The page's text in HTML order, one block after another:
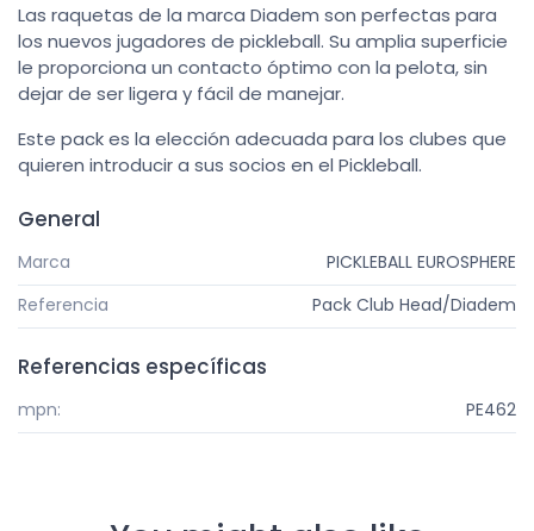
Las raquetas de la marca Diadem son perfectas para
los nuevos jugadores de pickleball. Su amplia superficie
le proporciona un contacto óptimo con la pelota, sin
dejar de ser ligera y fácil de manejar.
Este pack es la elección adecuada para los clubes que
quieren introducir a sus socios en el Pickleball.
General
Marca
PICKLEBALL EUROSPHERE
Referencia
Pack Club Head/Diadem
Referencias específicas
mpn: PE462